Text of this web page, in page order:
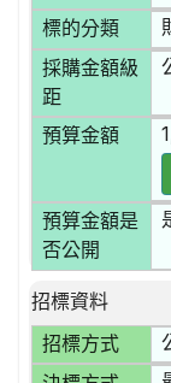
標的分類
採購金額級
距
預算金額
預算金額是
否公開
招標資料
招標方式